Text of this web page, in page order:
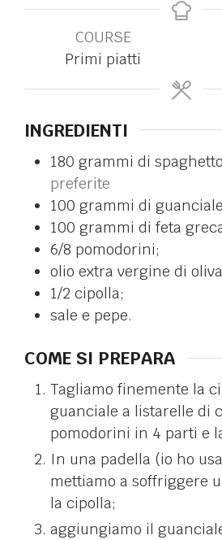
COURSE
Primi piatti
INGREDIENTI
180 grammi di
preferite
100 grammi di
100 grammi di feta
6/8 pomodorini;
olio extra vergine di
1/2 cipolla;
sale e pepe.
COME SI PREPARA
Tagliamo finemente la
guanciale a listarelle di
pomodorini in 4 parti e
In una padella (io ho
mettiamo a soffriggere
la cipolla;
aggiungiamo il